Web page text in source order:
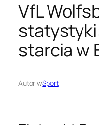
VfL
starcia w
Autor:wSport